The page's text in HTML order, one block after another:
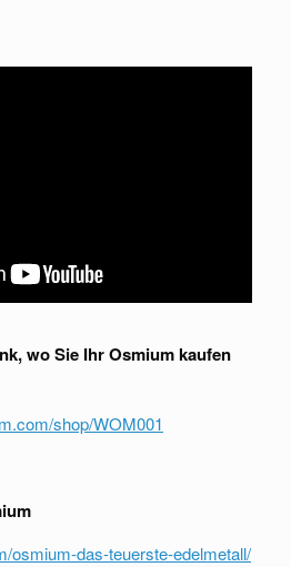
wo Sie Ihr Osmium kaufen
shop/WOM001
osmium-das-teuerste-edelmetall/